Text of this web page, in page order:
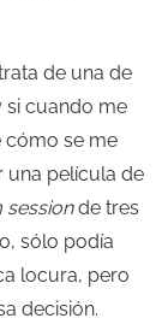
de una de
si cuando me
cómo se me
una película de
sessionde tres
sólo podía
locura, pero
decisión.